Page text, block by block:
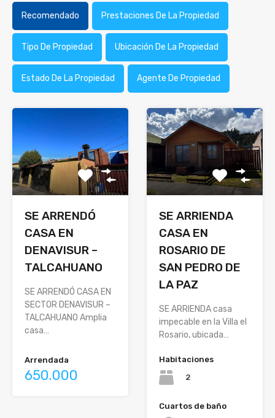
Recomendado Prestaciones De La Propiedad
Tipo De Propiedad Ubicación De La Propiedad
Estado De La Propiedad Agente De Propiedad
SE ARRENDÓ
CASA EN
DENAVISUR –
TALCAHUANO
SE ARRENDÓ CASA EN
SECTOR DENAVISUR –
TALCAHUANO Amplia
casa…
Arrendada
650.000
SE ARRIENDA
CASA EN
ROSARIO DE
SAN PEDRO DE
LA PAZ
SE ARRIENDA casa
impecable en la Villa el
Rosario, ubicada…
Habitaciones
2
Cuartos de baño